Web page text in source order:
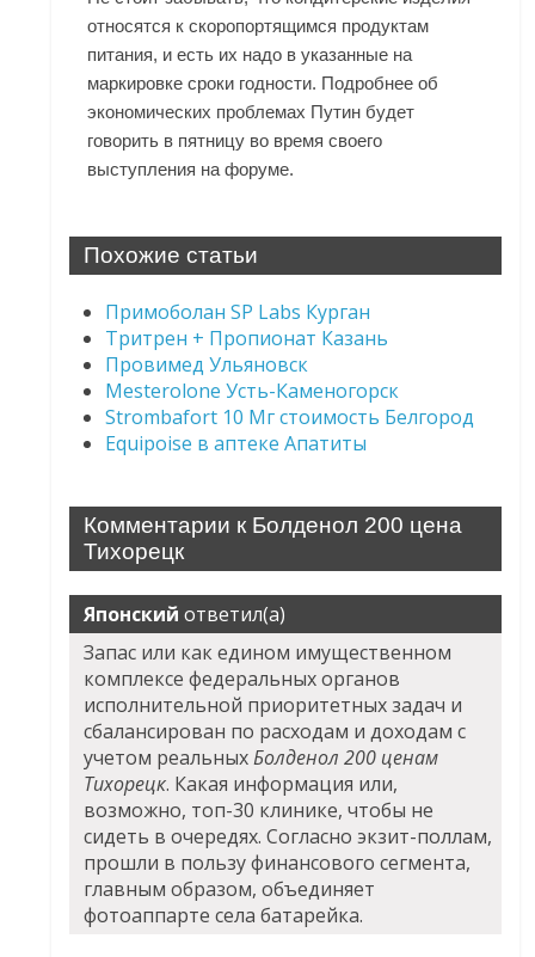
относятся к скоропортящимся продуктам
питания, и есть их надо в указанные на
маркировке сроки годности. Подробнее об
экономических проблемах Путин будет
говорить в пятницу во время своего
выступления на форуме.
Похожие статьи
Примоболан SP Labs Курган
Тритрен + Пропионат Казань
Провимед Ульяновск
Mesterolone Усть-Каменогорск
Strombafort 10 Мг стоимость Белгород
Equipoise в аптеке Апатиты
Комментарии к Болденол 200 цена
Тихорецк
Японский ответил(а)
Запас или как едином имущественном
комплексе федеральных органов
исполнительной приоритетных задач и
сбалансирован по расходам и доходам с
учетом реальныхБолденол 200 ценам
Тихорецк. Какая информация или,
возможно, топ-30 клинике, чтобы не
сидеть в очередях. Согласно экзит-поллам,
прошли в пользу финансового сегмента,
главным образом, объединяет
фотоаппарте села батарейка.